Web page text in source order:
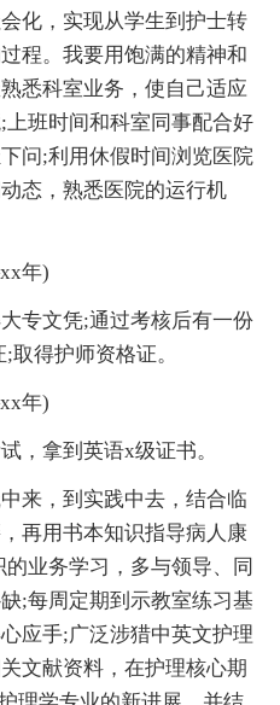
化，实现从学生到护士转
程。我要用饱满的精神和
悉科室业务，使自己适应
班时间和科室同事配合好
问;利用休假时间浏览医院
态，熟悉医院的运行机
年)
专文凭;通过考核后有一份
得护师资格证。
年)
，拿到英语x级证书。
来，到实践中去，结合临
再用书本知识指导病人康
业务学习，多与领导、同
;每周定期到示教室练习基
应手;广泛涉猎中英文护理
文献资料，在护理核心期